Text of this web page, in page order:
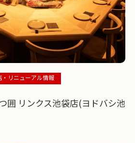
・リニューアル情報
囲 リンクス池袋店(ヨドバシ池